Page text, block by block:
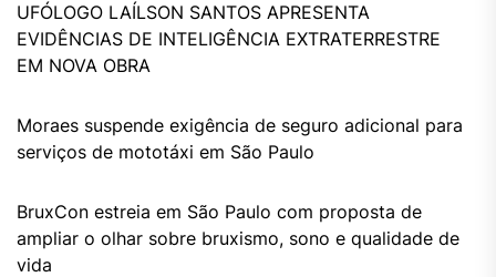
UFÓLOGO LAÍLSON SANTOS APRESENTA
EVIDÊNCIAS DE INTELIGÊNCIA EXTRATERRESTRE
EM NOVA OBRA
Moraes suspende exigência de seguro adicional para
serviços de mototáxi em São Paulo
BruxCon estreia em São Paulo com proposta de
ampliar o olhar sobre bruxismo, sono e qualidade de
vida